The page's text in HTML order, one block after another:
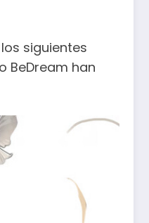
siguientes
BeDream han